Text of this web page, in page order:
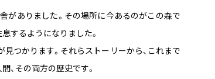
がありました。その場所に今あるのがこの森で
するようになりました。
つかります。それらストーリーから、これまで
、その両方の歴史です。